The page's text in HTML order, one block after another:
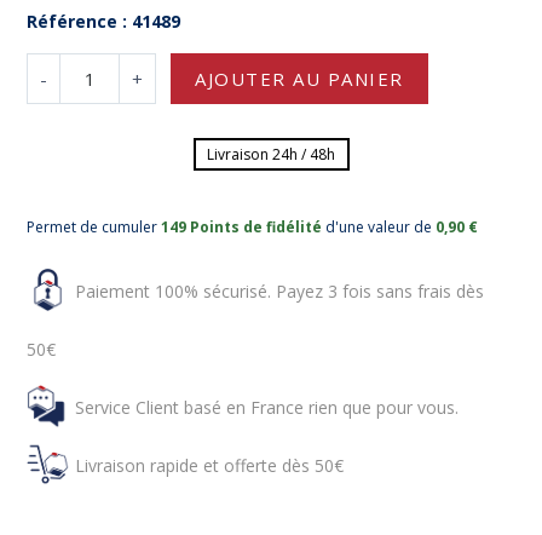
Référence : 41489
- + AJOUTER AU PANIER
Livraison 24h / 48h
Permet de cumuler149 Points de fidélité d'une valeur de 0,90 €
Paiement 100% sécurisé. Payez 3 fois sans frais dès
50€
Service Client basé en France rien que pour vous.
Livraison rapide et offerte dès 50€